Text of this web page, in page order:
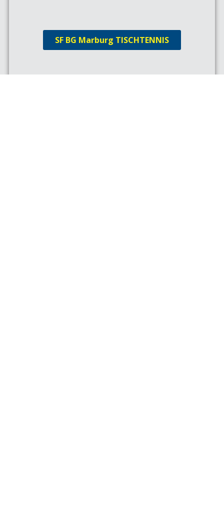
SF BG Marburg TISCHTENNIS